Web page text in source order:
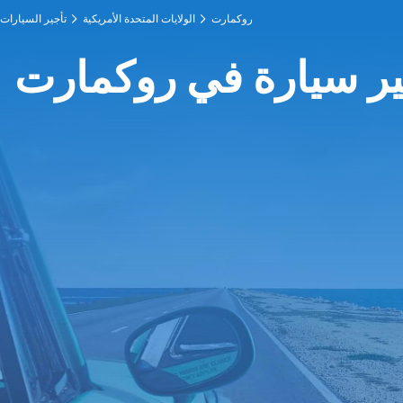
تأجير السيارات الولايات المتحدة الأمريكية روكمارت
سيارة في روكمارت